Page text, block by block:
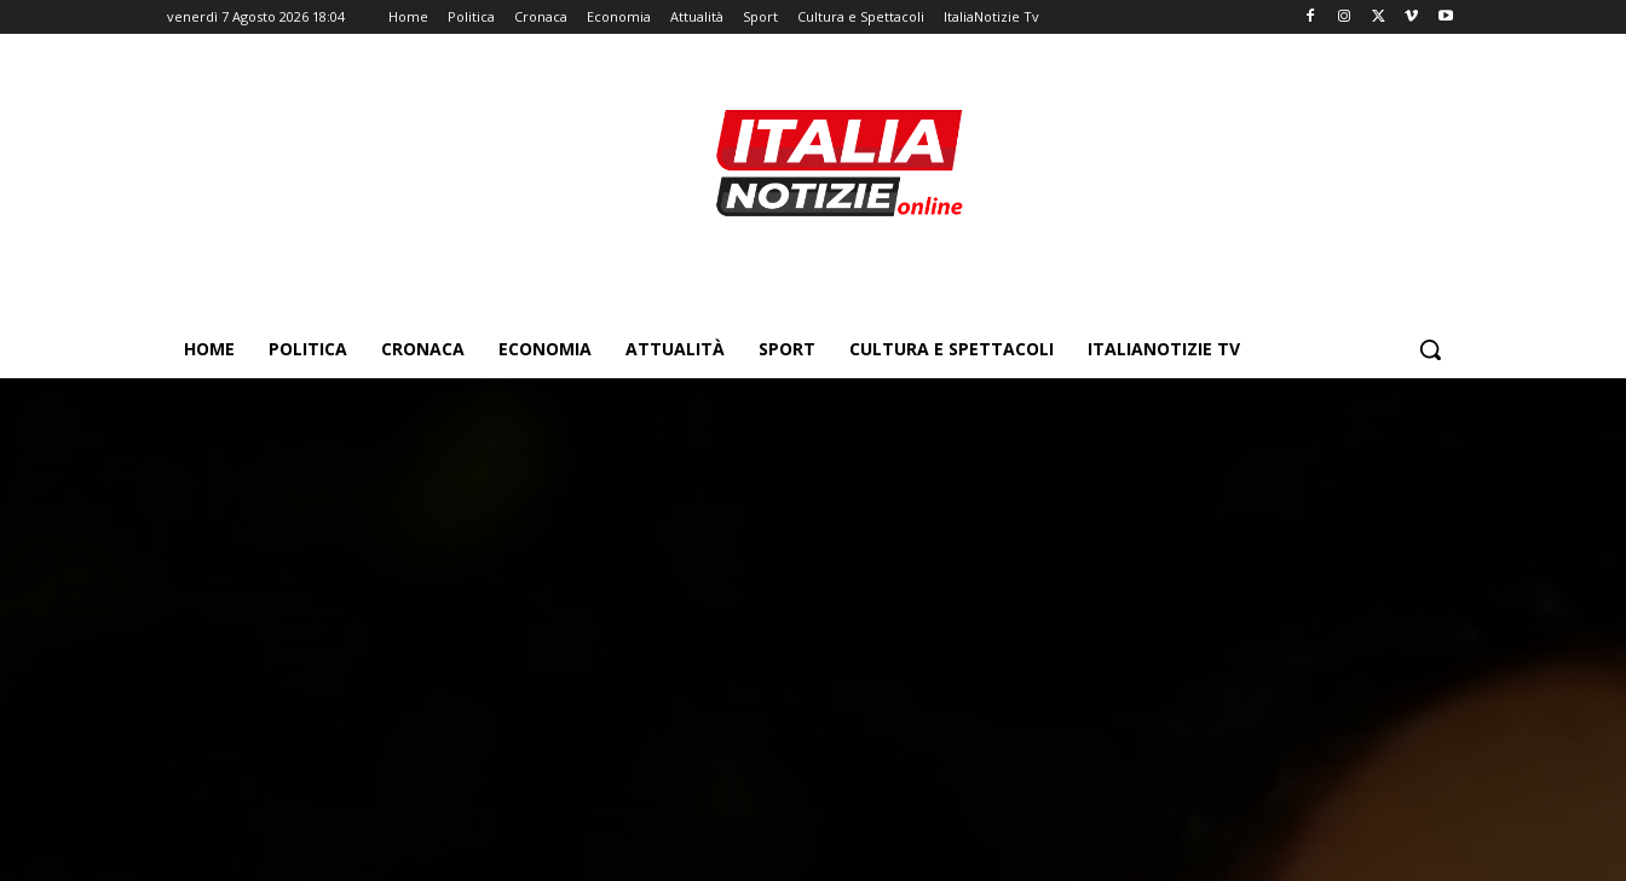
venerdì 7 Agosto 2026 18:04 Home Politica Cronaca Economia Attualità Sport Cultura e Spettacoli ItaliaNotizie Tv
HOME POLITICA CRONACA ECONOMIA ATTUALITÀ SPORT CULTURA E SPETTACOLI ITALIANOTIZIE TV